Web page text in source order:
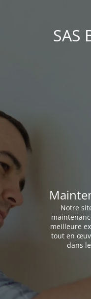
SAS
Notre
meilleure
tout en
dans